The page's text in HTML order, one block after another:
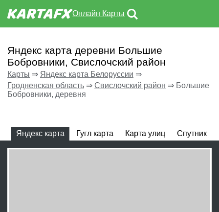
Онлайн Карты
Яндекс карта деревни Большие
Бобровники, Свислочский район
Карты ⇒ Яндекс карта Белоруссии ⇒
Гродненская область ⇒ Свислочский район ⇒ Большие
Бобровники, деревня
Яндекс карта Гугл карта Карта улиц Спутник